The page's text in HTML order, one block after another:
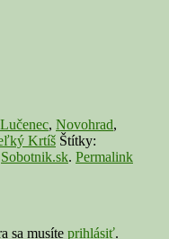
Lučenec, Novohrad,
Krtíš Štítky:
Sobotnik.sk. Permalink
sa musíte prihlásiť.